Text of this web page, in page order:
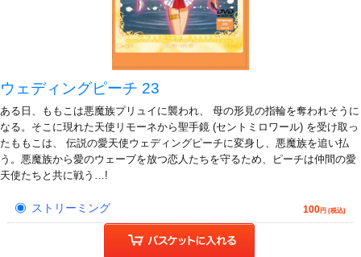
ウェディングピーチ 23
ある日、ももこは悪魔族プリュイに襲われ、 母の形見の指輪を奪われそうに
なる。そこに現れた天使リモーネから聖手鏡 (セントミロワール) を受け取っ
たももこは、 伝説の愛天使ウェディングピーチに変身し、悪魔族を追い払
う。悪魔族から愛のウェーブを放つ恋人たちを守るため、ピーチは仲間の愛
天使たちと共に戦う…!
ストリーミング 100円 (税込)